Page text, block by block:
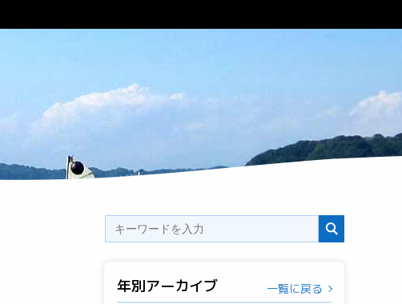
年別アーカイブ 一覧に戻る